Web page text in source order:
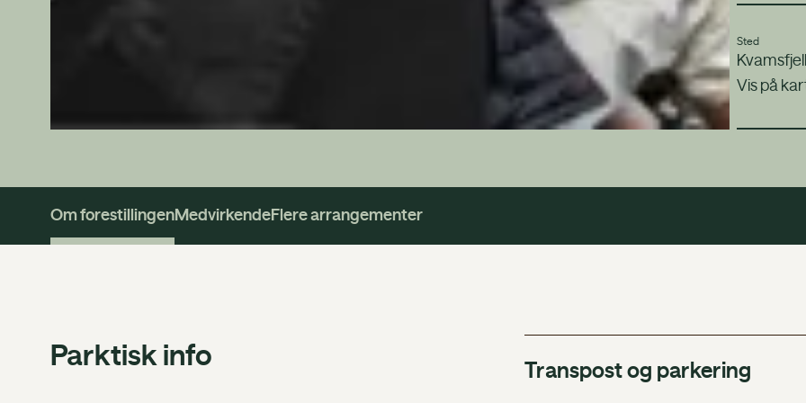
Sted
Vis på
Om forestillingenMedvirkendeFlere arrangementer
Parktisk info
Transpost og parkering